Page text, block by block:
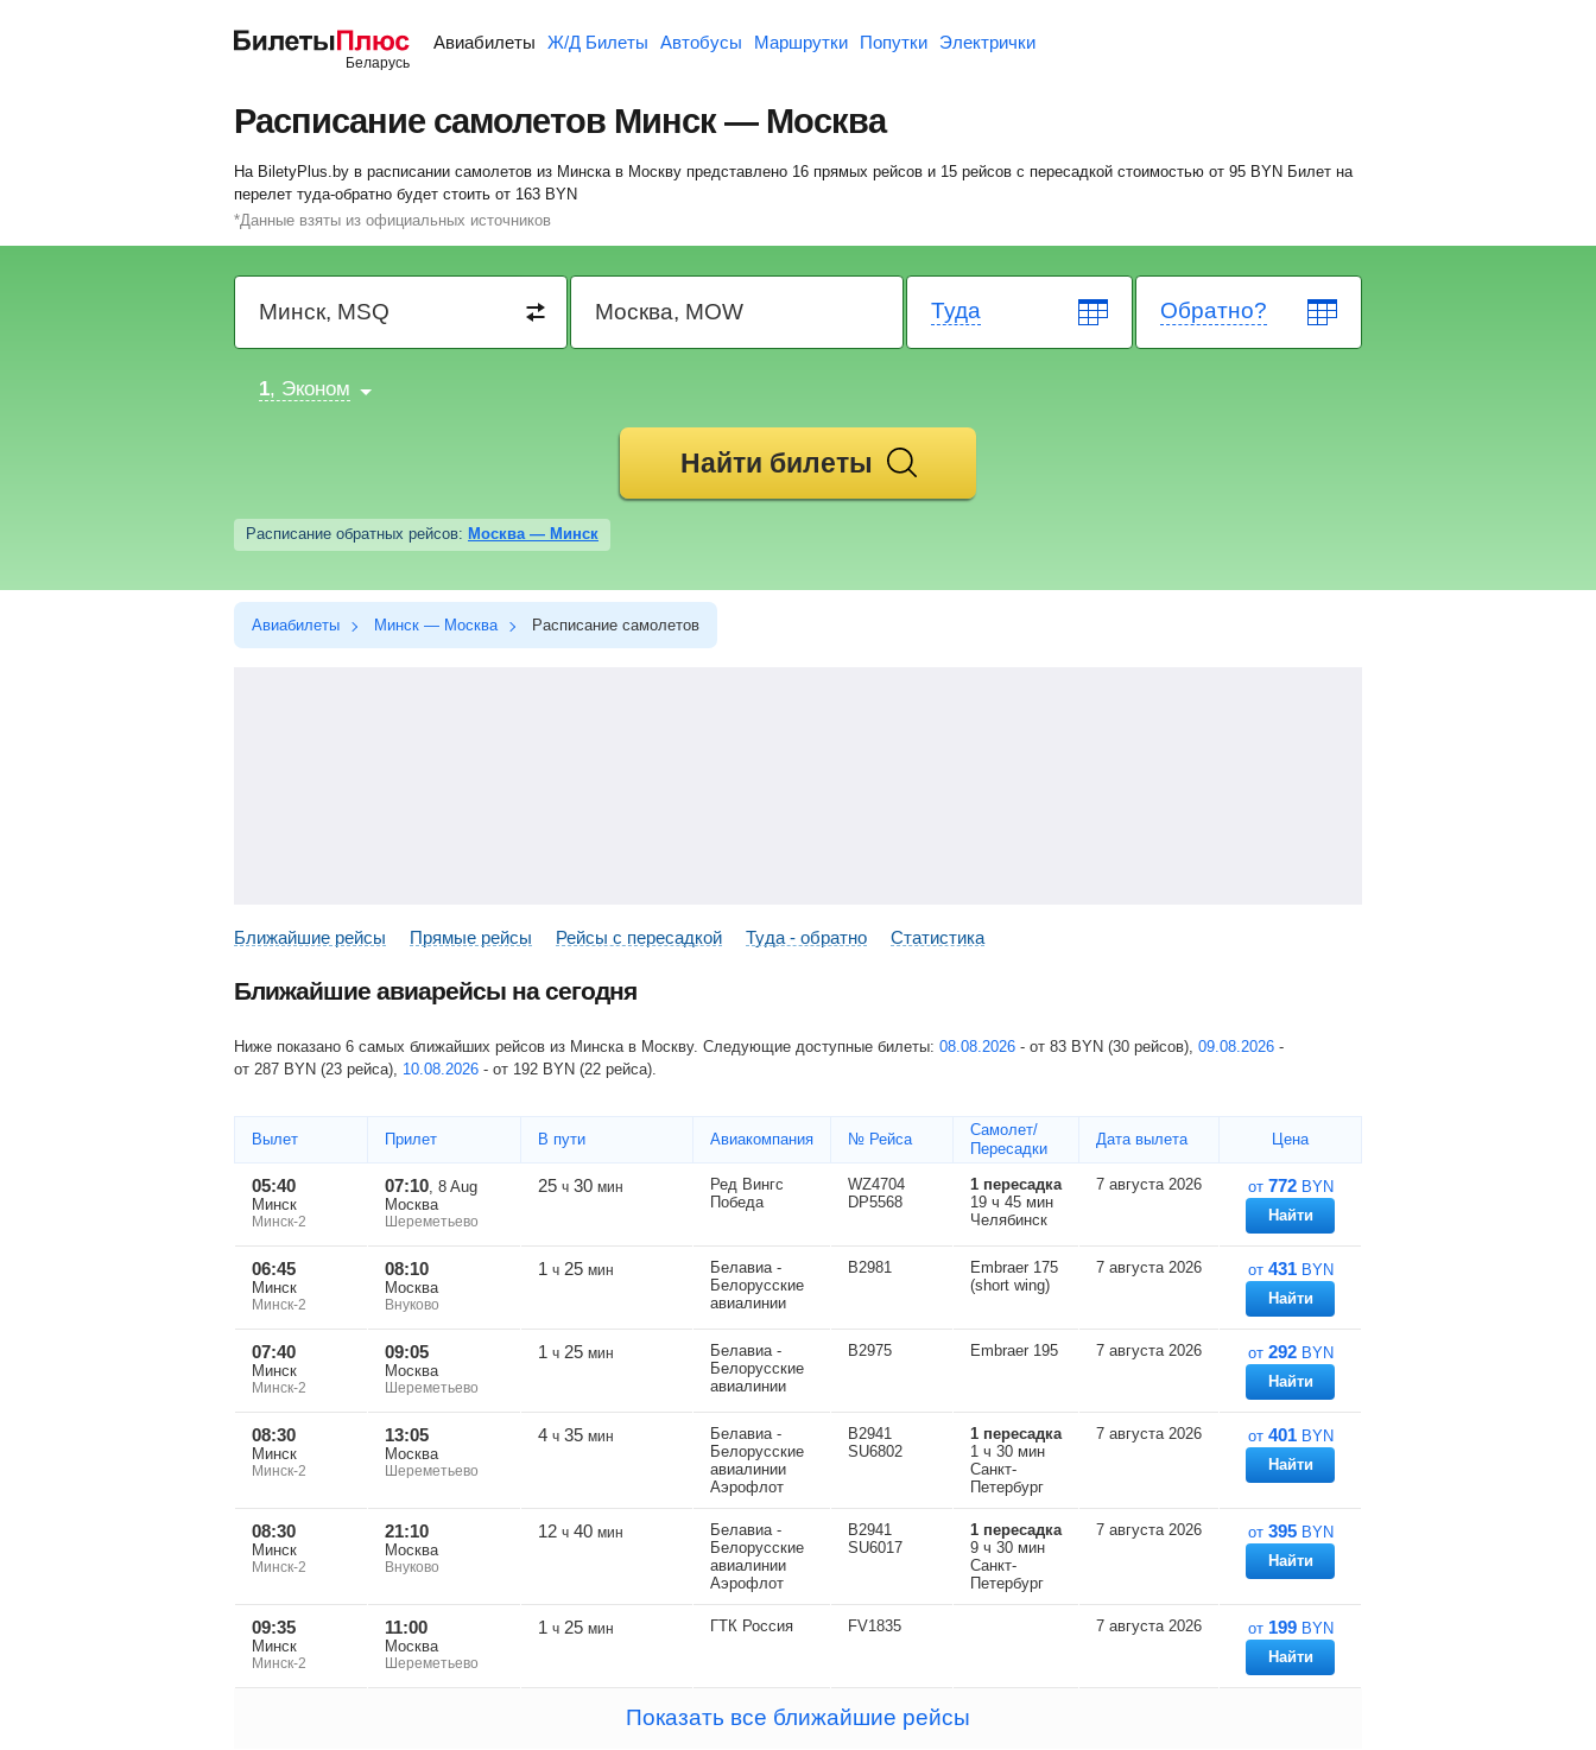
Авиабилеты Ж/Д Билеты Автобусы Маршрутки Попутки Электрички
Расписание самолетов Минск — Москва
На BiletyPlus.by в расписании самолетов из Минска в Москву представлено 16 прямых рейсов и 15 рейсов с пересадкой стоимостью от 95 BYN Билет на
перелет туда-обратно будет стоить от 163 BYN
*Данные взяты из официальных источников
Туда Обратно?
1, Эконом
Найти билеты
Расписание обратных рейсов: Москва — Минск
Авиабилеты Минск — Москва Расписание самолетов
Ближайшие рейсы Прямые рейсы Рейсы с пересадкой Туда - обратно Статистика
Ближайшие авиарейсы на сегодня
Ниже показано 6 самых ближайших рейсов из Минска в Москву. Следующие доступные билеты: 08.08.2026 - от 83 BYN (30 рейсов), 09.08.2026 -
от 287 BYN (23 рейса), 10.08.2026 - от 192 BYN (22 рейса).
Вылет Прилет В пути Авиакомпания № Рейса
Самолет/
Пересадки
Дата вылета Цена
05:40
Минск
Минск-2
07:10, 8 Aug
Москва
Шереметьево
25 ч 30 мин
Ред Вингс
Победа
WZ4704
DP5568
1 пересадка
19 ч 45 мин
Челябинск
7 августа 2026 от 772 BYN
Найти
06:45
Минск
Минск-2
08:10
Москва
Внуково
1 ч 25 мин
Белавиа -
Белорусские
авиалинии
B2981
Embraer 175
(short wing)
7 августа 2026 от 431 BYN
Найти
07:40
Минск
Минск-2
09:05
Москва
Шереметьево
1 ч 25 мин
Белавиа -
Белорусские
авиалинии
B2975 Embraer 195 7 августа 2026 от 292 BYN
Найти
08:30
Минск
Минск-2
13:05
Москва
Шереметьево
4 ч 35 мин
Белавиа -
Белорусские
авиалинии
Аэрофлот
B2941
SU6802
1 пересадка
1 ч 30 мин
Санкт-
Петербург
7 августа 2026 от 401 BYN
Найти
08:30
Минск
Минск-2
21:10
Москва
Внуково
12 ч 40 мин
Белавиа -
Белорусские
авиалинии
Аэрофлот
B2941
SU6017
1 пересадка
9 ч 30 мин
Санкт-
Петербург
7 августа 2026 от 395 BYN
Найти
09:35
Минск
Минск-2
11:00
Москва
Шереметьево
1 ч 25 мин ГТК Россия FV1835 7 августа 2026 от 199 BYN
Найти
Показать все ближайшие рейсы